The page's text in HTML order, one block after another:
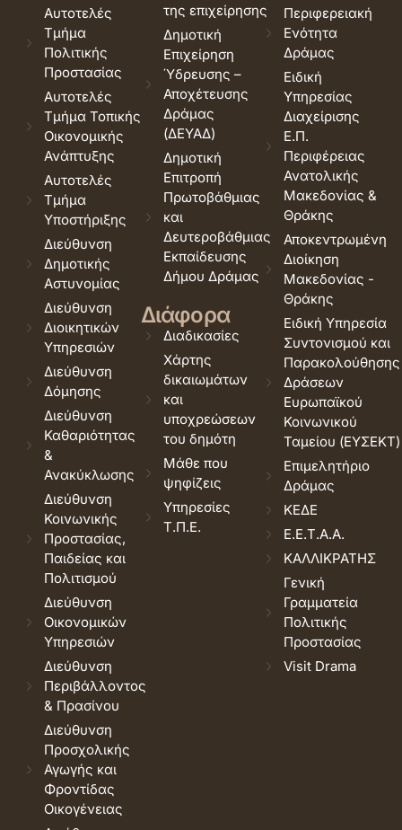
Αυτοτελές
Τμήμα
Πολιτικής
Προστασίας
Αυτοτελές
Τμήμα Τοπικής
Οικονομικής
Ανάπτυξης
Αυτοτελές
Τμήμα
Υποστήριξης
Διεύθυνση
Δημοτικής
Αστυνομίας
Διεύθυνση
Διοικητικών
Υπηρεσιών
Διεύθυνση
Δόμησης
Διεύθυνση
Καθαριότητας
&
Ανακύκλωσης
Διεύθυνση
Κοινωνικής
Προστασίας,
Παιδείας και
Πολιτισμού
Διεύθυνση
Οικονομικών
Υπηρεσιών
Διεύθυνση
Περιβάλλοντος
& Πρασίνου
Διεύθυνση
Προσχολικής
Αγωγής και
Φροντίδας
Οικογένειας
της επιχείρησης
Δημοτική
Επιχείρηση
Ύδρευσης –
Αποχέτευσης
Δράμας
(ΔΕΥΑΔ)
Δημοτική
Επιτροπή
Πρωτοβάθμιας
και
Δευτεροβάθμιας
Εκπαίδευσης
Δήμου Δράμας
Διάφορα
Διαδικασίες
Χάρτης
δικαιωμάτων
και
υποχρεώσεων
του δημότη
Μάθε που
ψηφίζεις
Υπηρεσίες
Τ.Π.Ε.
Περιφερειακή
Ενότητα
Δράμας
Ειδική
Υπηρεσίας
Διαχείρισης
Ε.Π.
Περιφέρειας
Ανατολικής
Μακεδονίας &
Θράκης
Αποκεντρωμένη
Διοίκηση
Μακεδονίας -
Θράκης
Ειδική Υπηρεσία
Συντονισμού και
Παρακολούθησης
Δράσεων
Ευρωπαϊκού
Κοινωνικού
Ταμείου (ΕΥΣΕΚΤ)
Επιμελητήριο
Δράμας
ΚΕΔΕ
Ε.Ε.Τ.Α.Α.
ΚΑΛΛΙΚΡΑΤΗΣ
Γενική
Γραμματεία
Πολιτικής
Προστασίας
Visit Drama